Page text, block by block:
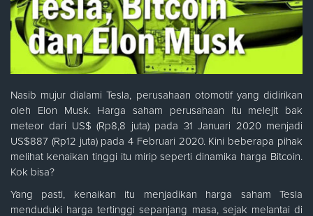
Nasib mujur dialami Tesla, perusahaan otomotif yang didirikan
oleh Elon Musk. Harga saham perusahaan itu melejit bak
meteor dari US$ (Rp8,8 juta) pada 31 Januari 2020 menjadi
US$887 (Rp12 juta) pada 4 Februari 2020. Kini beberapa pihak
melihat kenaikan tinggi itu mirip seperti dinamika harga Bitcoin.
Kok bisa?
Yang pasti, kenaikan itu menjadikan harga saham Tesla
menduduki harga tertinggi sepanjang masa, sejak melantai di